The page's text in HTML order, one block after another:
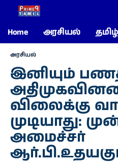
Home
அரசியல்
அரசியல்
இனியும்
விலைக்கு
முடியாது:
அமைச்சர்